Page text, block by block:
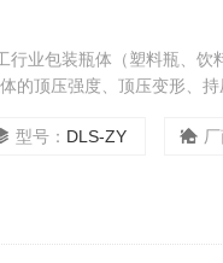
行业包装瓶体（塑料瓶、饮
的顶压强度、顶压变形、
型号： DLS-ZY